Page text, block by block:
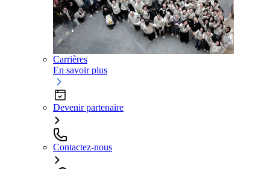
Carrières
En savoir plus
Devenir partenaire
Contactez-nous